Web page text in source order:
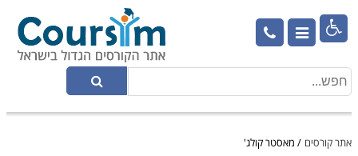

אתר קורסים / מאסטר קולג'